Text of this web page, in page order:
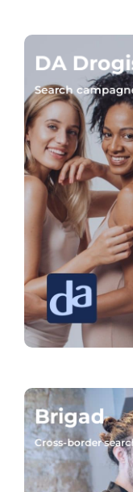
DA
Search
Brigad
Cross-border